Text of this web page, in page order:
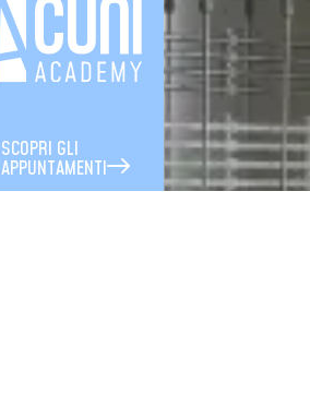
SCOPRI GLI
APPUNTAMENTI